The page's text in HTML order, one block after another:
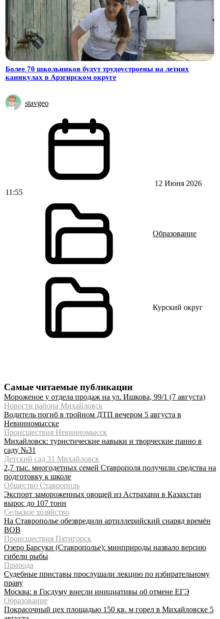
Более 70 школьников будут трудоустроены на летних
каникулах в Арзгирском округе
stavgeo
12 Июня 2026
11:55
Образование
Курский округ
Самые читаемые публикации
Мороженое у отдела продаж на ул. Ишкова, 99/1 (7 августа)
Новости района Михайловск
Водитель погиб в тройном ДТП вечером 5 августа в
Невинномысске
Происшествия Невинномысск
Михайловск: туристические навыки и творческие панно в
саду №31
Детский сад 31 Михайловск
2,7 тыс. многодетных семей Ставрополя получили средства на
подготовку к школе
Общество Ставрополь
Экспорт замороженных овощей из Астрахани в Казахстан
вырос до 107 тонн
Сельское хозяйство
На Ставрополье обезвредили артиллерийский снаряд времён
ВОВ
Происшествия Пятигорск
Озеро Барсуки (Ставрополье): минприроды назвало версию
гибели рыбы
Природа
Судебные приставы прослушали лекцию по избирательному
праву
Москва: в Госдуму внесли инициативы об отмене ЕГЭ
Образование
Покрасочный цех площадью 150 кв. м горел в Михайловске 5